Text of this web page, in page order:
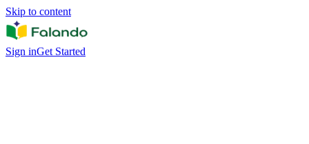
Skip to content
Sign inGet Started